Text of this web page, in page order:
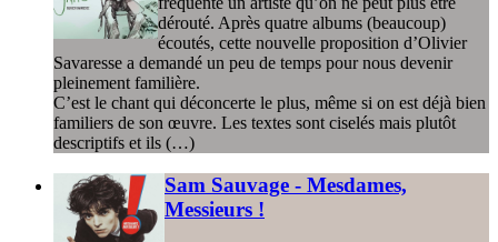
dérouté. Après quatre albums (beaucoup)
écoutés, cette nouvelle proposition d’Olivier
Savaresse a demandé un peu de temps pour nous devenir
pleinement familière.
C’est le chant qui déconcerte le plus, même si on est déjà bien
familiers de son œuvre. Les textes sont ciselés mais plutôt
descriptifs et ils (…)
Sam Sauvage - Mesdames,
Messieurs !